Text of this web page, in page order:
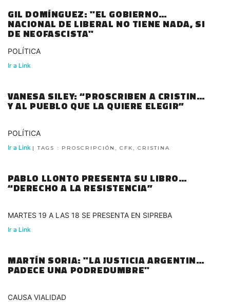
GIL DOMÍNGUEZ: "EL GOBIERNO
NACIONAL DE LIBERAL NO TIENE NADA, SI
DE NEOFASCISTA"
POLÍTICA
Ir a Link
VANESA SILEY: “PROSCRIBEN A CRISTINA
Y AL PUEBLO QUE LA QUIERE ELEGIR”
POLÍTICA
Ir a Link | TAGS : PROSCRIPCIÓN, CFK, CRISTINA
PABLO LLONTO PRESENTA SU LIBRO
“DERECHO A LA RESISTENCIA”
MARTES 19 A LAS 18 SE PRESENTA EN SIPREBA
Ir a Link
MARTÍN SORIA: "LA JUSTICIA ARGENTINA
PADECE UNA PODREDUMBRE"
CAUSA VIALIDAD